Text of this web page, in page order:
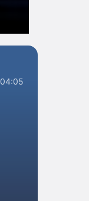
04:05